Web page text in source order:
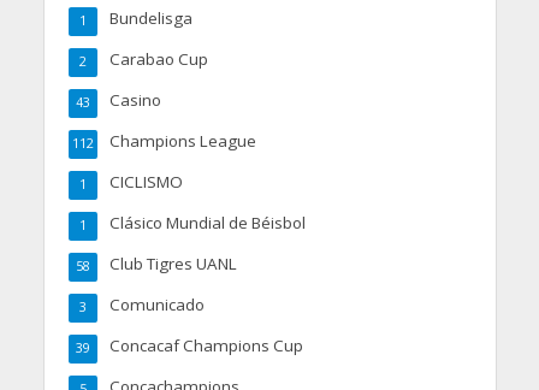
Bundelisga
1
Carabao Cup
2
Casino
43
Champions League
112
CICLISMO
1
Clásico Mundial de Béisbol
1
Club Tigres UANL
58
Comunicado
3
Concacaf Champions Cup
39